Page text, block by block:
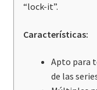
“lock-it”.
Características:
Apto para
de las